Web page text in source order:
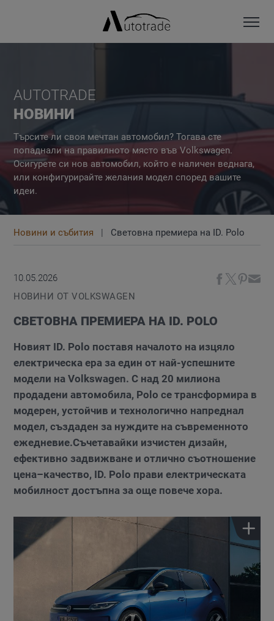
AUTOTRADE
НОВИНИ
Търсите ли своя мечтан автомобил? Тогава сте
попаднали на правилното място във Volkswagen.
Осигурете си нов автомобил, който е наличен веднага,
или конфигурирайте желания модел според вашите
идеи.
Новини и събития Световна премиера на ID. Polo
10.05.2026
НОВИНИ ОТ VOLKSWAGEN
СВЕТОВНА ПРЕМИЕРА НА ID. POLO
Новият ID. Polo поставя началото на изцяло
електрическа ера за един от най-успешните
модели на Volkswagen. С над 20 милиона
продадени автомобила, Polo се трансформира в
модерен, устойчив и технологично напреднал
модел, създаден за нуждите на съвременното
ежедневие.Съчетавайки изчистен дизайн,
ефективно задвижване и отлично съотношение
цена–качество, ID. Polo прави електрическата
мобилност достъпна за още повече хора.